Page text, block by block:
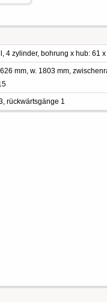
4 zylinder, bohrung x hub: 61
mm, w. 1803 mm,
rückwärtsgänge 1